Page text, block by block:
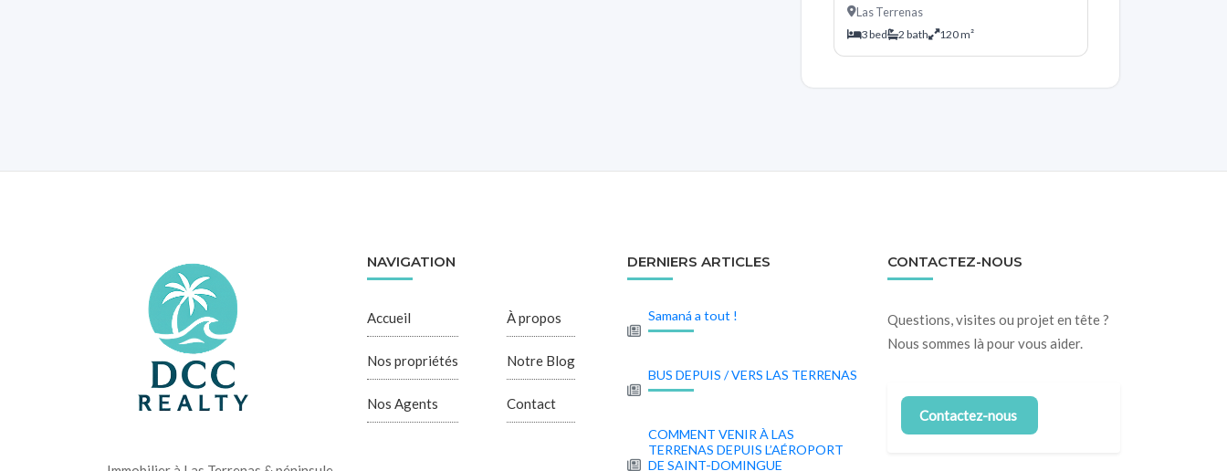
Las Terrenas
3 bed 2 bath 120 m²
NAVIGATION
Accueil
Nos propriétés
Nos Agents
À propos
Notre Blog
Contact
DERNIERS ARTICLES
Samaná a tout !
BUS DEPUIS / VERS LAS TERRENAS
COMMENT VENIR À LAS
TERRENAS DEPUIS L’AÉROPORT
DE SAINT-DOMINGUE
CONTACTEZ-NOUS
Questions, visites ou projet en tête ?
Nous sommes là pour vous aider.
Contactez-nous